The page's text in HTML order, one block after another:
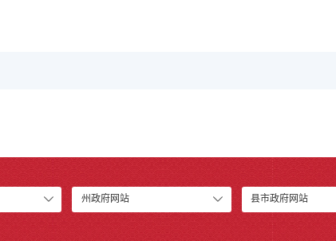
州政府网站 县市政府网站